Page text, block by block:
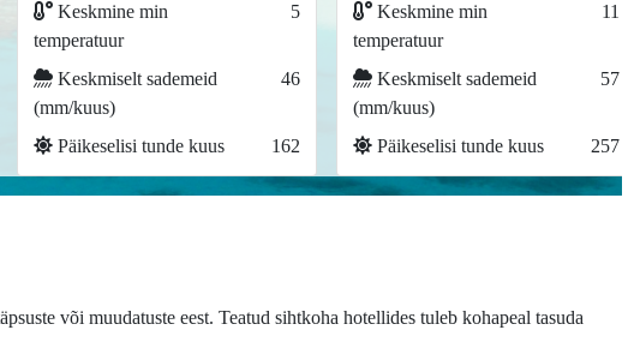
Keskmine min
temperatuur
5
Keskmiselt sademeid
(mm/kuus)
46
Päikeselisi tunde kuus 162
Keskmine min
temperatuur
11
Keskmiselt sademeid
(mm/kuus)
57
Päikeselisi tunde kuus 257
või muudatuste eest. Teatud sihtkoha hotellides tuleb kohapeal tasuda